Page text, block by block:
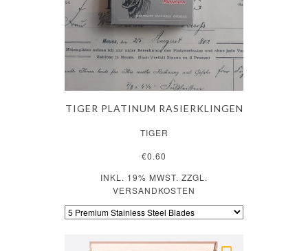
TIGER PLATINUM RASIERKLINGEN
TIGER
€0.60
INKL. 19% MWST. ZZGL.
VERSANDKOSTEN